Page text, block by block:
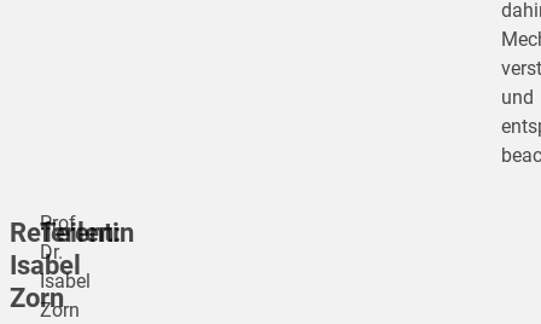
und
Referentin
Isabel
Zorn
Prof.
Dr.
Isabel
Zorn
Teilen: